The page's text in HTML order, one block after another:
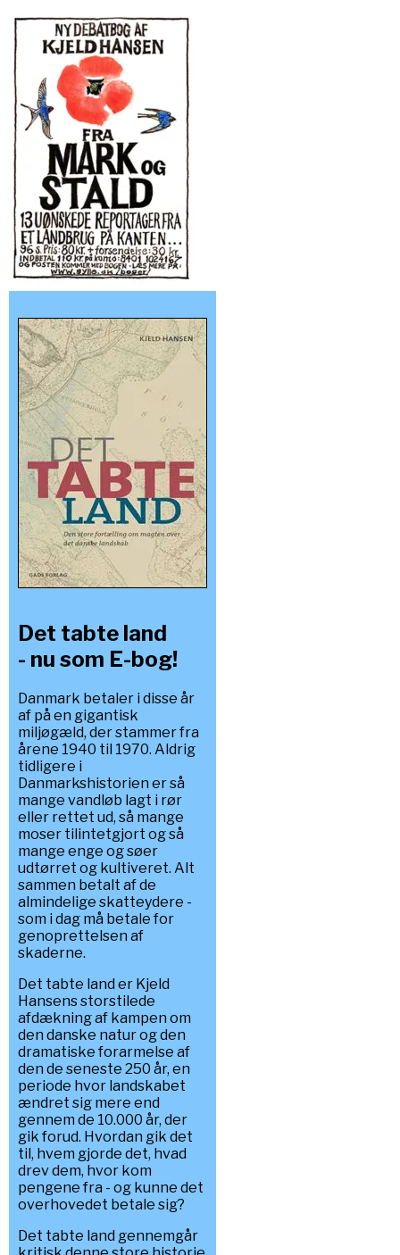
Det tabte land
- nu som E-bog!
Danmark betaler i disse år
af på en gigantisk
miljøgæld, der stammer fra
årene 1940 til 1970. Aldrig
tidligere i
Danmarkshistorien er så
mange vandløb lagt i rør
eller rettet ud, så mange
moser tilintetgjort og så
mange enge og søer
udtørret og kultiveret. Alt
sammen betalt af de
almindelige skatteydere -
som i dag må betale for
genoprettelsen af
skaderne.
Det tabte land er Kjeld
Hansens storstilede
afdækning af kampen om
den danske natur og den
dramatiske forarmelse af
den de seneste 250 år, en
periode hvor landskabet
ændret sig mere end
gennem de 10.000 år, der
gik forud. Hvordan gik det
til, hvem gjorde det, hvad
drev dem, hvor kom
pengene fra - og kunne det
overhovedet betale sig?
Det tabte land gennemgår